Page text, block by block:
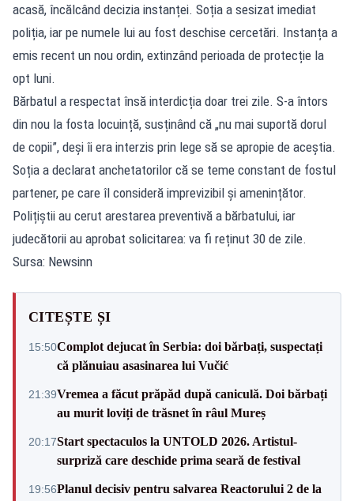
acasă, încălcând decizia instanței. Soția a sesizat imediat
poliția, iar pe numele lui au fost deschise cercetări. Instanța a
emis recent un nou ordin, extinzând perioada de protecție la
opt luni.
Bărbatul a respectat însă interdicția doar trei zile. S-a întors
din nou la fosta locuință, susținând că „nu mai suportă dorul
de copii”, deși îi era interzis prin lege să se apropie de aceștia.
Soția a declarat anchetatorilor că se teme constant de fostul
partener, pe care îl consideră imprevizibil și amenințător.
Polițiștii au cerut arestarea preventivă a bărbatului, iar
judecătorii au aprobat solicitarea: va fi reținut 30 de zile.
Sursa: Newsinn
CITEȘTE ȘI
15:50Complot dejucat în Serbia: doi bărbați, suspectați
că plănuiau asasinarea lui Vučić
21:39Vremea a făcut prăpăd după caniculă. Doi bărbați
au murit loviți de trăsnet în râul Mureș
20:17Start spectaculos la UNTOLD 2026. Artistul-
surpriză care deschide prima seară de festival
19:56Planul decisiv pentru salvarea Reactorului 2 de la